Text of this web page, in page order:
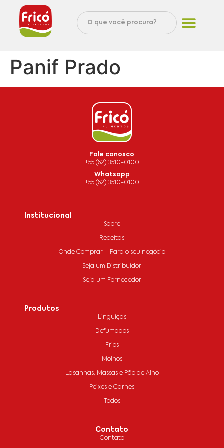
Panif Prado
Fale conosco
+55 (62) 3510-0100
Whatsapp
+55 (62) 3510-0100
Institucional
Sobre
Receitas
Onde Comprar – Para o seu negócio
Seja um Distribuidor
Seja um Fornecedor
Produtos
Linguiças
Defumados
Frios
Molhos
Lasanhas, Massas e Pão de Alho
Peixes e Carnes
Todos
Contato
Contato